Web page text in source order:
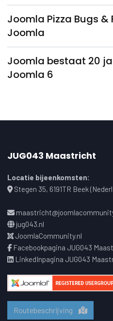
Joomla Pizza Bugs &
Joomla
Joomla bestaat 20
Joomla 6
JUG043 Maastricht
Locatie bijeenkomsten:
Stegen 35, 6191TR Beek
jug043.nl
JoomlaCommunity.nl
Facebookpagina JUG043
LinkedInpagina JUG043
Routebeschrijving